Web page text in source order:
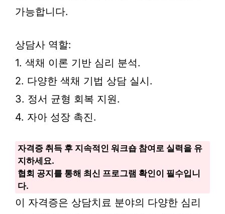
가능합니다.
상담사 역할:
1. 색채 이론 기반 심리 분석.
2. 다양한 색채 기법 상담 실시.
3. 정서 균형 회복 지원.
4. 자아 성장 촉진.
자격증 취득 후 지속적인 워크숍 참여로 실력을 유
지하세요.
협회 공지를 통해 최신 프로그램 확인이 필수입니
다.
이 자격증은 상담치료 분야의 다양한 심리